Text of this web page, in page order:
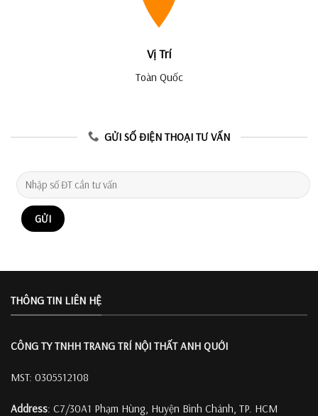
Vị Trí
Toàn Quốc
GỬI SỐ ĐIỆN THOẠI TƯ VẤN
THÔNG TIN LIÊN HỆ
CÔNG TY TNHH TRANG TRÍ NỘI THẤT ANH QUỚI
MST: 0305512108
Address: C7/30A1 Phạm Hùng, Huyện Bình Chánh, TP. HCM